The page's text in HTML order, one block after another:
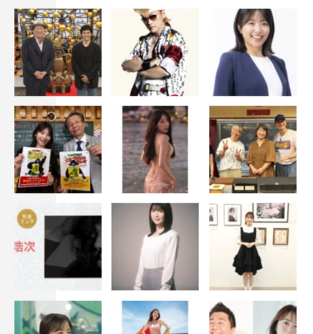
一青窈
一青窈
「ギンギラギンにさりげなく」近藤真彦（1981年）
（詞：伊達歩／曲：筒美京平）